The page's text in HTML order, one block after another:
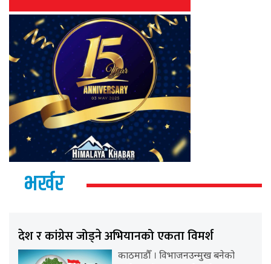
भर्खर
देश र कांग्रेस जोड्ने अभियानको एकता विमर्श
काठमाडौँ । विभाजनउन्मुख बनेको